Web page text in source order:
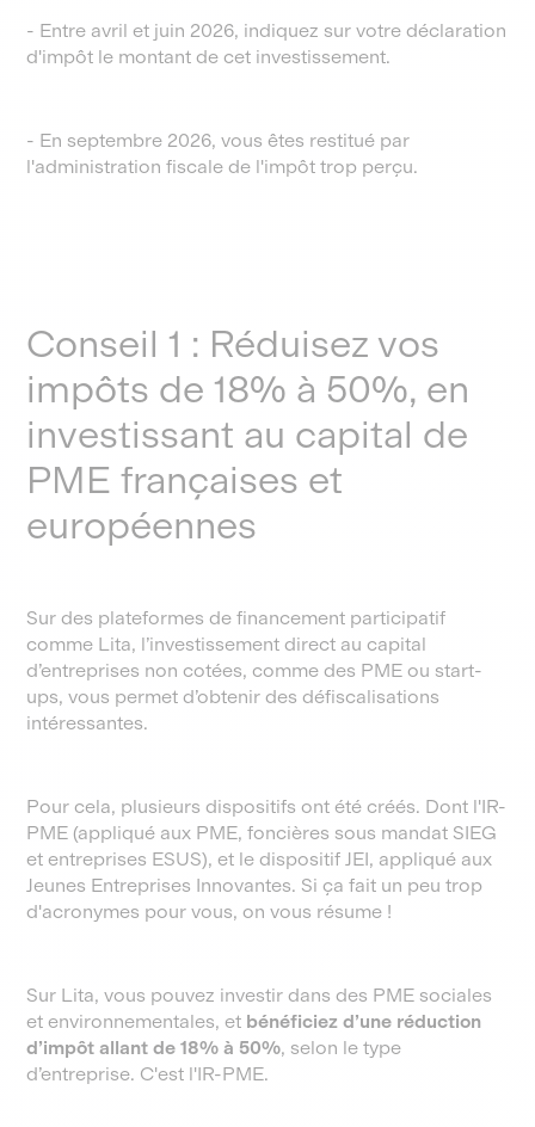
- Entre avril et juin 2026, indiquez sur votre déclaration
d'impôt le montant de cet investissement.
- En septembre 2026, vous êtes restitué par
l'administration fiscale de l'impôt trop perçu.
Conseil 1 : Réduisez vos
impôts de 18% à 50%, en
investissant au capital de
PME françaises et
européennes
Sur des plateformes de financement participatif
comme Lita, l’investissement direct au capital
d’entreprises non cotées, comme des PME ou start-
ups, vous permet d’obtenir des défiscalisations
intéressantes.
Pour cela, plusieurs dispositifs ont été créés. Dont l'IR-
PME (appliqué aux PME, foncières sous mandat SIEG
et entreprises ESUS), et le dispositif JEI, appliqué aux
Jeunes Entreprises Innovantes. Si ça fait un peu trop
d'acronymes pour vous, on vous résume !
Sur Lita, vous pouvez investir dans des PME sociales
et environnementales, et bénéficiez d’une réduction
d’impôt allant de 18% à 50%, selon le type
d’entreprise. C'est l'IR-PME.